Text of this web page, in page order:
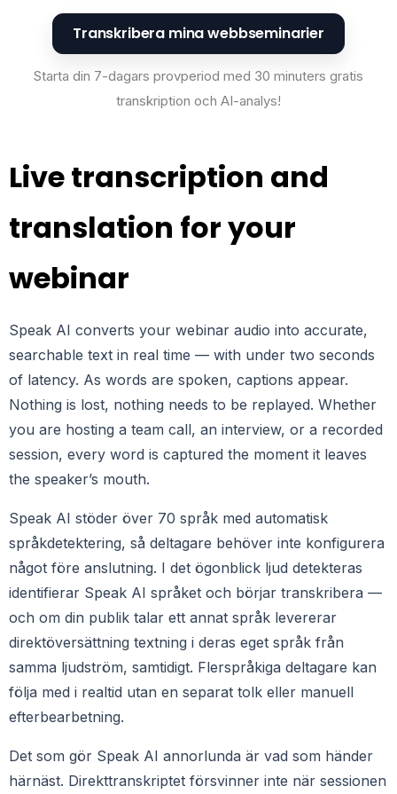
Transkribera mina webbseminarier
Starta din 7-dagars provperiod med 30 minuters gratis
transkription och AI-analys!
Live transcription and
translation for your
webinar
Speak AI converts your webinar audio into accurate,
searchable text in real time — with under two seconds
of latency. As words are spoken, captions appear.
Nothing is lost, nothing needs to be replayed. Whether
you are hosting a team call, an interview, or a recorded
session, every word is captured the moment it leaves
the speaker’s mouth.
Speak AI stöder över 70 språk med automatisk
språkdetektering, så deltagare behöver inte konfigurera
något före anslutning. I det ögonblick ljud detekteras
identifierar Speak AI språket och börjar transkribera —
och om din publik talar ett annat språk levererar
direktöversättning textning i deras eget språk från
samma ljudström, samtidigt. Flerspråkiga deltagare kan
följa med i realtid utan en separat tolk eller manuell
efterbearbetning.
Det som gör Speak AI annorlunda är vad som händer
härnäst. Direkttranskriptet försvinner inte när sessionen